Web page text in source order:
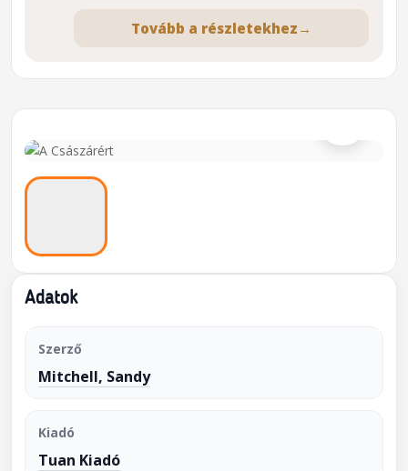
⌕
Adatok
Szerző
Mitchell, Sandy
Kiadó
Tuan Kiadó
Tovább a részletekhez →